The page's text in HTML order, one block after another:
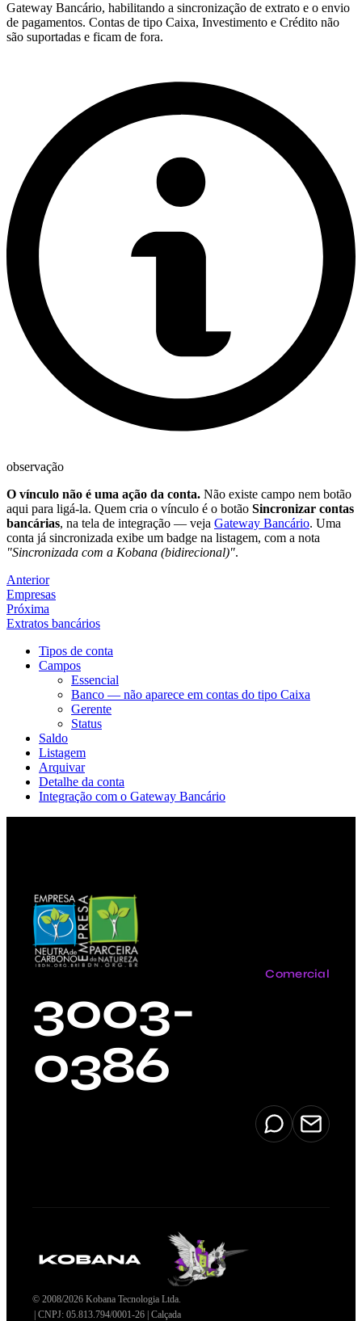
Gateway Bancário, habilitando a sincronização de extrato e o envio
de pagamentos. Contas de tipo Caixa, Investimento e Crédito não
são suportadas e ficam de fora.
observação
O vínculo não é uma ação da conta. Não existe campo nem botão
aqui para ligá-la. Quem cria o vínculo é o botão Sincronizar contas
bancárias, na tela de integração — veja Gateway Bancário. Uma
conta já sincronizada exibe um badge na listagem, com a nota
"Sincronizada com a Kobana (bidirecional)".
Anterior
Empresas
Próxima
Extratos bancários
Tipos de conta
Campos
Essencial
Banco — não aparece em contas do tipo Caixa
Gerente
Status
Saldo
Listagem
Arquivar
Detalhe da conta
Integração com o Gateway Bancário
Comercial
3003-
0386
© 2008/2026 Kobana Tecnologia Ltda.
| CNPJ: 05.813.794/0001-26 | Calçada